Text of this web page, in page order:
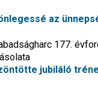
az
177.
jubiláló